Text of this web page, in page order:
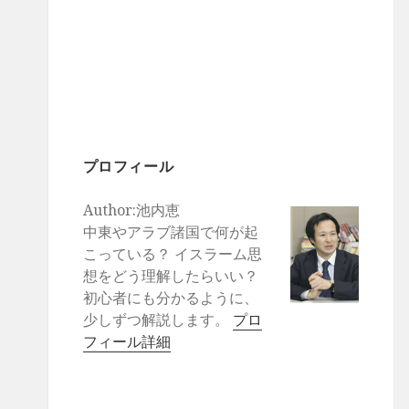
プロフィール
Author:池内恵
中東やアラブ諸国で何が起
こっている？ イスラーム思
想をどう理解したらいい？
初心者にも分かるように、
少しずつ解説します。 プロ
フィール詳細